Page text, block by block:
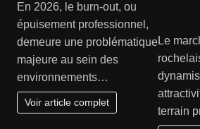
les
signes
d’un
burn-
out
En 2026, le burn-out, ou
épuisement professionnel,
demeure une problématique
majeure au sein des
environnements…
Voir article complet
Le
terrain